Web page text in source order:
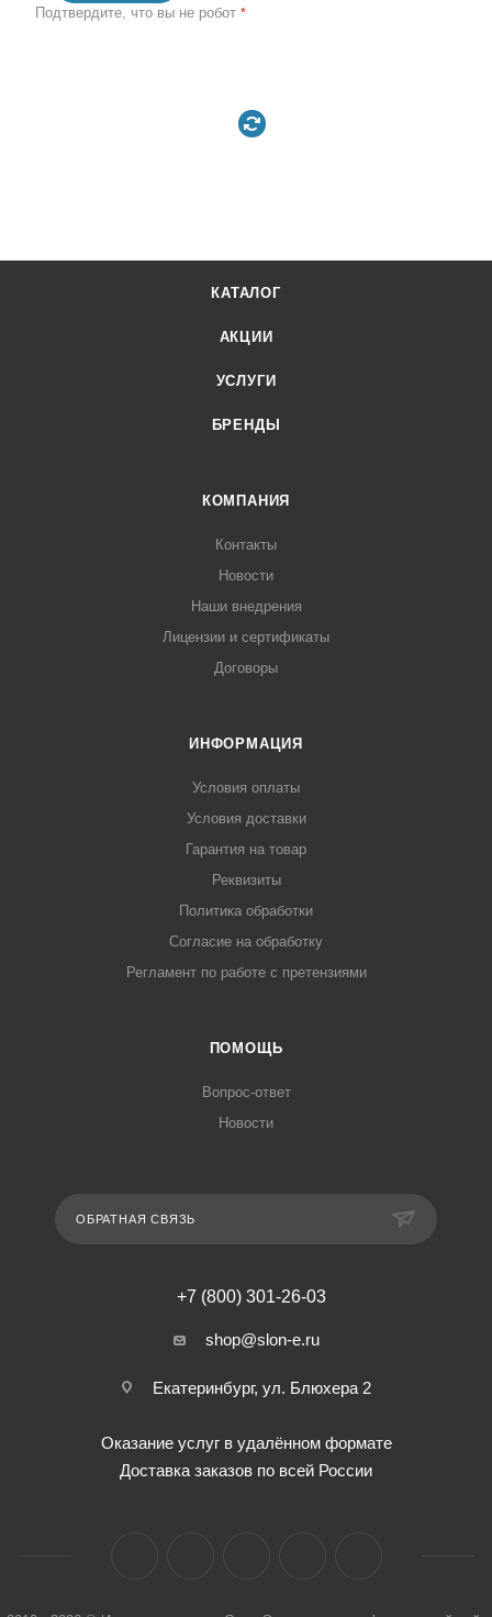
Подтвердите, что вы не робот *
КАТАЛОГ
АКЦИИ
УСЛУГИ
БРЕНДЫ
КОМПАНИЯ
Контакты
Новости
Наши внедрения
Лицензии и сертификаты
Договоры
ИНФОРМАЦИЯ
Условия оплаты
Условия доставки
Гарантия на товар
Реквизиты
Политика обработки
Согласие на обработку
Регламент по работе с претензиями
ПОМОЩЬ
Вопрос-ответ
Новости
ОБРАТНАЯ СВЯЗЬ
+7 (800) 301-26-03
shop@slon-e.ru
Екатеринбург, ул. Блюхера 2
Оказание услуг в удалённом формате
Доставка заказов по всей России